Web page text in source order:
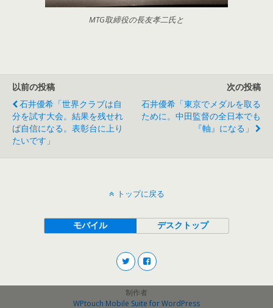
MTG取締役の長友孝二氏と
以前の投稿
石井優希「世界クラブは自
分を試す大会。結果を残せれ
ば自信になる。表彰台に上り
たいです」
次の投稿
石井優希「東京でメダルを取る
ために。中田監督の全日本でも
『軸』になる」
トップに戻る
モバイル デスクトップ
制作者
WPtouch Mobile Suite for WordPress